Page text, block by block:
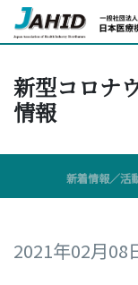
新型コロナ
情報
新着情報／活
2021年02月08